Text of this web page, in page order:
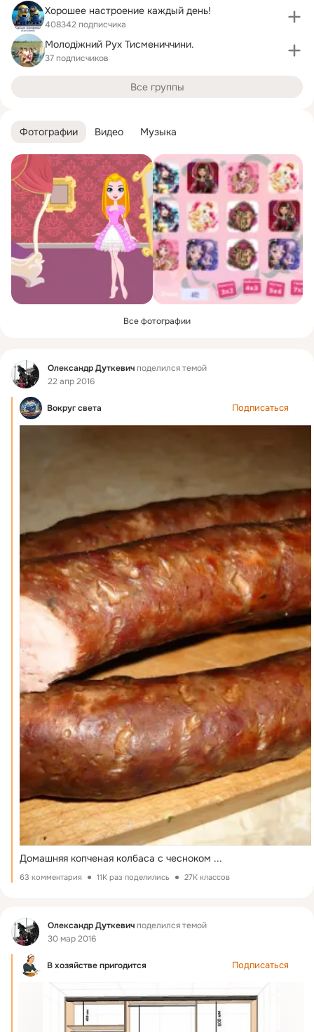
Фотографии Видео Музыка
Все фотографии
Фид Олександр Дуткевичподелился темой
22 апр 2016
Вокруг света Подписаться
Домашняя копченая колбаса с чесноком ...
63 комментария 11K раз поделились 27K классов
Фид Олександр Дуткевичподелился темой
30 мар 2016
В хозяйстве пригодится Подписаться
Хорошее настроение каждый день!
408342 подписчика
Молодіжний Рух Тисмениччини.
37 подписчиков
Все группы